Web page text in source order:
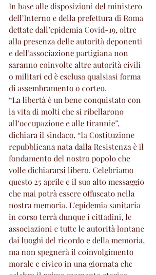
In base alle disposizioni del ministero
dell’Interno e della prefettura di Roma
dettate dall’epidemia Covid-19, oltre
alla presenza delle autorità deponenti
e dell’associazione partigiana non
saranno coinvolte altre autorità civili
o militari ed è esclusa qualsiasi forma
di assembramento o corteo.
“La libertà è un bene conquistato con
la vita di molti che si ribellarono
all’occupazione e alle tirannie”,
dichiara il sindaco, “la Costituzione
repubblicana nata dalla Resistenza è il
fondamento del nostro popolo che
volle dichiararsi libero. Celebriamo
questo 25 aprile e il suo alto messaggio
che mai potrà essere offuscato nella
nostra memoria. L’epidemia sanitaria
in corso terrà dunque i cittadini, le
associazioni e tutte le autorità lontane
dai luoghi del ricordo e della memoria,
ma non spegnerà il coinvolgimento
morale e civico in una giornata che